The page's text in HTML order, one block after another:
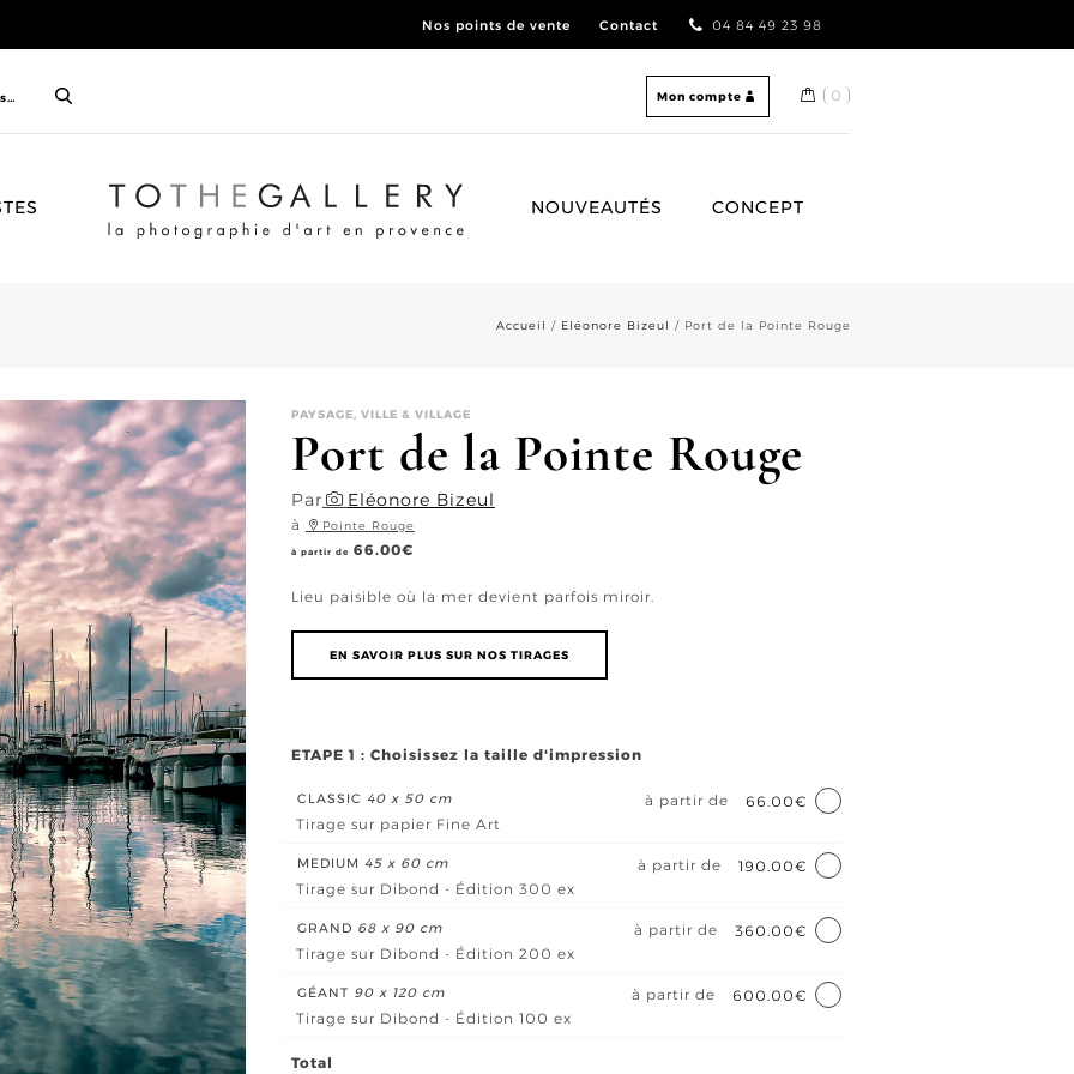
Nos points de vente Contact 04 84 49 23 98
Mon compte 0
ACCUEIL
NOUVEAUTÉS CONCEPT
Accueil / Eléonore Bizeul / Port de la Pointe Rouge
PAYSAGE, VILLE & VILLAGE
Port de la Pointe Rouge
Par Eléonore Bizeul
à Pointe Rouge
à partir de 66.00€
Lieu paisible où la mer devient parfois miroir.
EN SAVOIR PLUS SUR NOS TIRAGES
ETAPE 1 : Choisissez la taille d'impression
CLASSIC 40 x 50 cm à partir de
66.00€
Tirage sur papier Fine Art
MEDIUM 45 x 60 cm à partir de
190.00€
Tirage sur Dibond - Édition 300 ex
GRAND 68 x 90 cm à partir de
360.00€
Tirage sur Dibond - Édition 200 ex
GÉANT 90 x 120 cm à partir de
600.00€
Tirage sur Dibond - Édition 100 ex
Total